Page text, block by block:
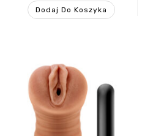
Dodaj Do Koszyka